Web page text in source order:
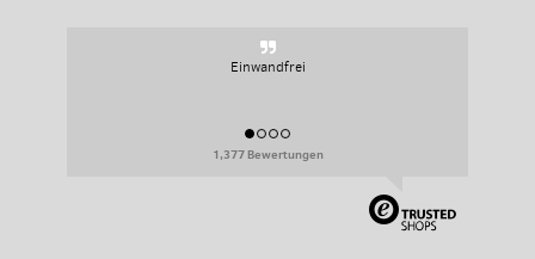
Einwandfrei
1,377 Bewertungen